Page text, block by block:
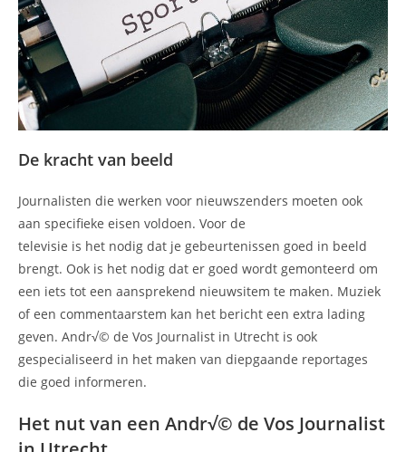
De kracht van beeld
Journalisten die werken voor nieuwszenders moeten ook
aan specifieke eisen voldoen. Voor de
televisie is het nodig dat je gebeurtenissen goed in beeld
brengt. Ook is het nodig dat er goed wordt gemonteerd om
een iets tot een aansprekend nieuwsitem te maken. Muziek
of een commentaarstem kan het bericht een extra lading
geven. Andr√© de Vos Journalist in Utrecht is ook
gespecialiseerd in het maken van diepgaande reportages
die goed informeren.
Het nut van een Andr√© de Vos Journalist